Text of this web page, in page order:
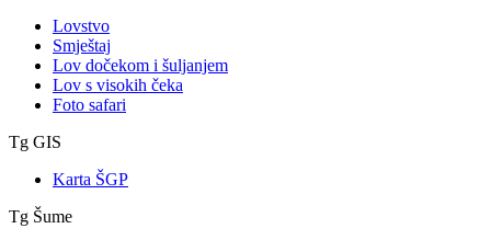
Lovstvo
Smještaj
Lov dočekom i šuljanjem
Lov s visokih čeka
Foto safari
Tg GIS
Karta ŠGP
Tg Šume